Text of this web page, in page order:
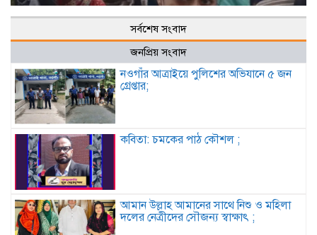
সর্বশেষ সংবাদ
জনপ্রিয় সংবাদ
নওগাঁর আত্রাইয়ে পুলিশের অভিযানে ৫ জন
গ্রেপ্তার;
কবিতা: চমকের পাঠ কৌশল ;
আমান উল্লাহ আমানের সাথে নিশু ও মহিলা
দলের নেত্রীদের সৌজন্য স্বাক্ষাৎ ;